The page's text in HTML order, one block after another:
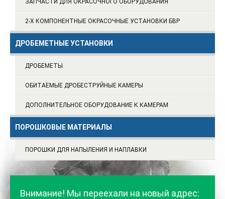
ЗАПЧАСТИ ДЛЯ ОКРАСОЧНОГО ОБОРУДОВАНИЯ
2-Х КОМПОНЕНТНЫЕ ОКРАСОЧНЫЕ УСТАНОВКИ БВР
ДРОБЕМЕТНЫЕ УСТАНОВКИ
ДРОБЕМЕТЫ
ОБИТАЕМЫЕ ДРОБЕСТРУЙНЫЕ КАМЕРЫ
ДОПОЛНИТЕЛЬНОЕ ОБОРУДОВАНИЕ К КАМЕРАМ
ПОРОШКОВЫЕ МАТЕРИАЛЫ
ПОРОШКИ ДЛЯ НАПЫЛЕНИЯ И НАПЛАВКИ
Внимание! Мы переехали на новый адрес: